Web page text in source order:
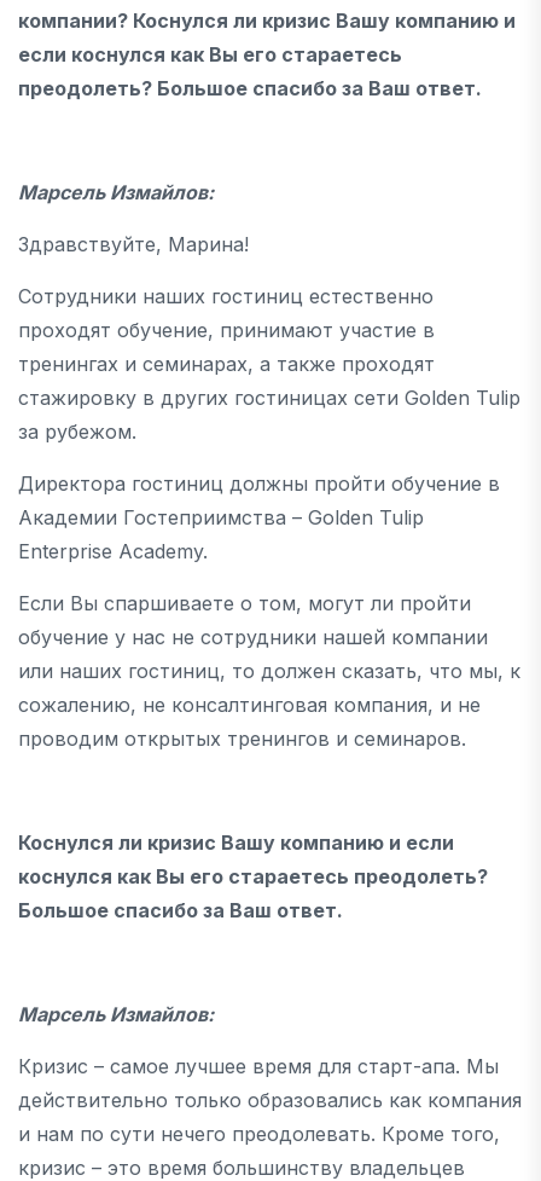
компании? Коснулся ли кризис Вашу компанию и
если коснулся как Вы его стараетесь
преодолеть? Большое спасибо за Ваш ответ.
Марсель Измайлов:
Здравствуйте, Марина!
Сотрудники наших гостиниц естественно
проходят обучение, принимают участие в
тренингах и семинарах, а также проходят
стажировку в других гостиницах сети Golden Tulip
за рубежом.
Директора гостиниц должны пройти обучение в
Академии Гостеприимства – Golden Tulip
Enterprise Academy.
Если Вы спаршиваете о том, могут ли пройти
обучение у нас не сотрудники нашей компании
или наших гостиниц, то должен сказать, что мы, к
сожалению, не консалтинговая компания, и не
проводим открытых тренингов и семинаров.
Коснулся ли кризис Вашу компанию и если
коснулся как Вы его стараетесь преодолеть?
Большое спасибо за Ваш ответ.
Марсель Измайлов:
Кризис – самое лучшее время для старт-апа. Мы
действительно только образовались как компания
и нам по сути нечего преодолевать. Кроме того,
кризис – это время большинству владельцев